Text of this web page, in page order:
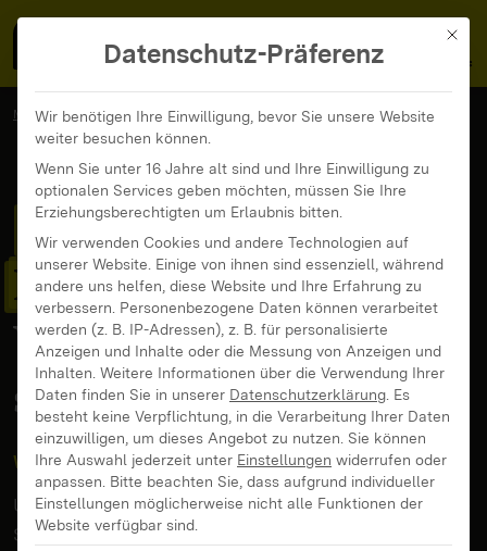
MENÜ
MedienFokus BW ...
Veranstaltungen
Erste Medienerfahrungen – Was Eltern wissen sollten
Erste
Medienerfahrungen–
Was Eltern wissen
sollten
Webinar
Unsere Kinder wachsen in einer digitalen Welt auf –
Smartphones, Tablets und Fernseher sind
Mit
Datenschutz-Präferenz
Wir benötigen Ihre Einwilligung, bevor Sie unsere Website
weiter besuchen können.
Wenn Sie unter 16 Jahre alt sind und Ihre Einwilligung zu
optionalen Services geben möchten, müssen Sie Ihre
Erziehungsberechtigten um Erlaubnis bitten.
Wir verwenden Cookies und andere Technologien auf
unserer Website. Einige von ihnen sind essenziell, während
andere uns helfen, diese Website und Ihre Erfahrung zu
verbessern. Personenbezogene Daten können verarbeitet
werden (z. B. IP-Adressen), z. B. für personalisierte
Anzeigen und Inhalte oder die Messung von Anzeigen und
Inhalten. Weitere Informationen über die Verwendung Ihrer
Daten finden Sie in unserer Datenschutzerklärung Es
besteht keine Verpflichtung, in die Verarbeitung Ihrer Daten
einzuwilligen, um dieses Angebot zu nutzen. Sie können
Ihre Auswahl jederzeit unter Einstellungen widerrufen oder
anpassen. Bitte beachten Sie, dass aufgrund individueller
Einstellungen möglicherweise nicht alle Funktionen der
Website verfügbar sind.